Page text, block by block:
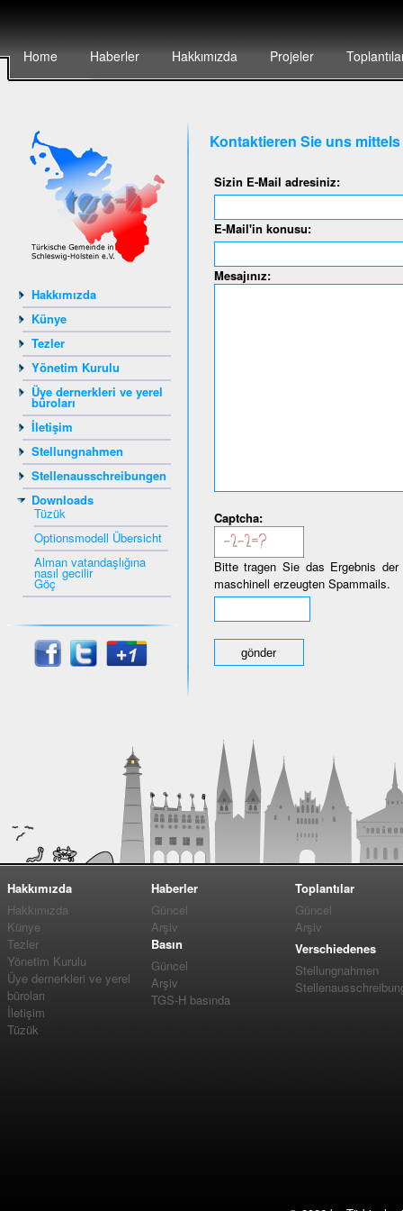
Home Haberler Hakkımızda Projeler
Hakkımızda
Künye
Tezler
Yönetim Kurulu
Üye dernerkleri ve yerel
büroları
İletişim
Stellungnahmen
Stellenausschreibungen
Downloads
Tüzük
Optionsmodell Übersicht
Alman vatandaşlığına
nasıl gecilir
Göç
Kontaktieren Sie uns
Sizin E-Mail adresiniz:
E-Mail'in konusu:
Mesajınız:
Captcha:
Bitte tragen Sie das Ergebnis
maschinell erzeugten Spammails.
Hakkımızda
Hakkımızda
Künye
Tezler
Yönetim Kurulu
Üye dernerkleri ve yerel
büroları
İletişim
Tüzük
Haberler
Güncel
Arşiv
Basın
Güncel
Arşiv
TGS-H basında
Toplantılar
Güncel
Arşiv
Verschiedenes
Stellungnahmen